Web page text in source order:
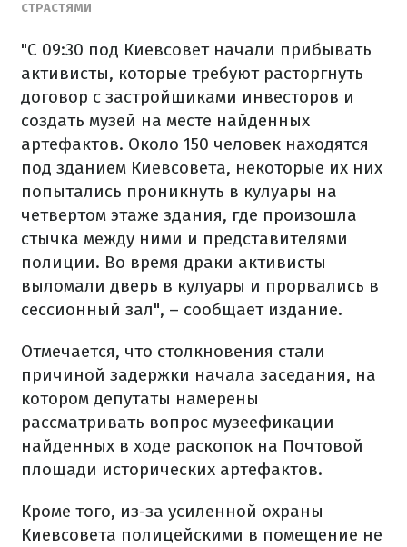
СТРАСТЯМИ
"С 09:30 под Киевсовет начали прибывать
активисты, которые требуют расторгнуть
договор с застройщиками инвесторов и
создать музей на месте найденных
артефактов. Около 150 человек находятся
под зданием Киевсовета, некоторые их них
попытались проникнуть в кулуары на
четвертом этаже здания, где произошла
стычка между ними и представителями
полиции. Во время драки активисты
выломали дверь в кулуары и прорвались в
сессионный зал", – сообщает издание.
Отмечается, что столкновения стали
причиной задержки начала заседания, на
котором депутаты намерены
рассматривать вопрос музеефикации
найденных в ходе раскопок на Почтовой
площади исторических артефактов.
Кроме того, из-за усиленной охраны
Киевсовета полицейскими в помещение не